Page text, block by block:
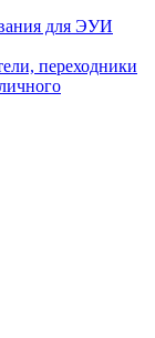
для ЭУИ
переходники